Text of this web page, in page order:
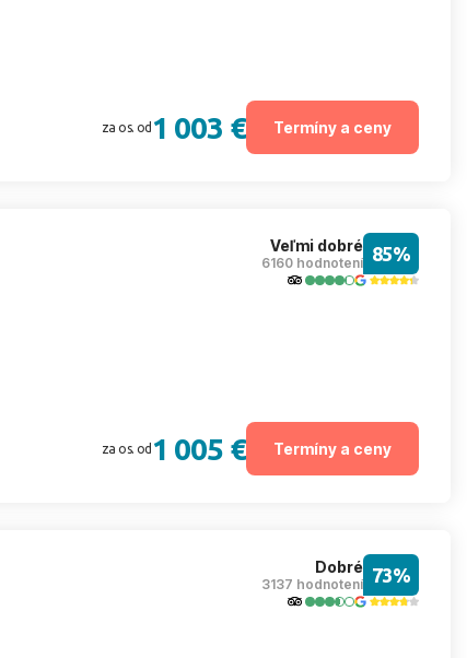
za os. od 1 003 € Termíny a ceny
Veľmi dobré
6160 hodnotení 85%
za os. od 1 005 € Termíny a ceny
Dobré
3137 hodnotení 73%